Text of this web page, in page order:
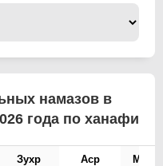
намазов в
года по ханафи
Зухр Аср